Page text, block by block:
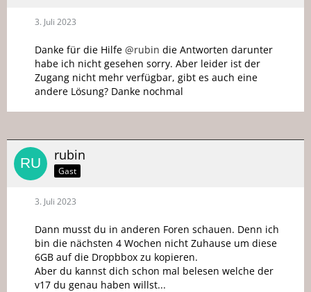
3. Juli 2023
Danke für die Hilfe @rubin die Antworten darunter
habe ich nicht gesehen sorry. Aber leider ist der
Zugang nicht mehr verfügbar, gibt es auch eine
andere Lösung? Danke nochmal
rubin
Gast
3. Juli 2023
Dann musst du in anderen Foren schauen. Denn ich
bin die nächsten 4 Wochen nicht Zuhause um diese
6GB auf die Dropbbox zu kopieren.
Aber du kannst dich schon mal belesen welche der
v17 du genau haben willst...